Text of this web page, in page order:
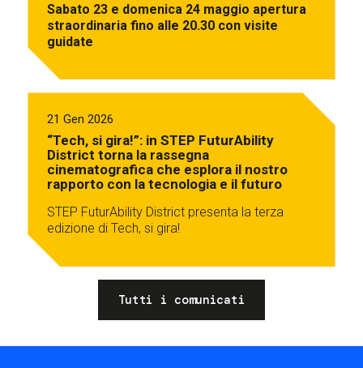
Sabato 23 e domenica 24 maggio apertura
straordinaria fino alle 20.30 con visite
guidate
21 Gen 2026
“Tech, si gira!”: in STEP FuturAbility
District torna la rassegna
cinematografica che esplora il nostro
rapporto con la tecnologia e il futuro
STEP FuturAbility District presenta la terza
edizione di Tech, si gira!
Tutti i comunicati